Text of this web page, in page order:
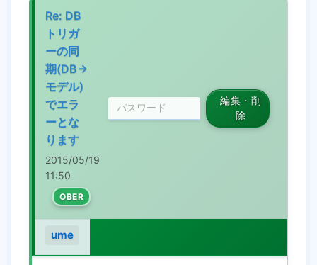
Re: DB
トリガ
ーの同
期(DB→
モデル)
でエラ
ーとな
ります
2015/05/19
11:50
OBER
編集・削
除
ume